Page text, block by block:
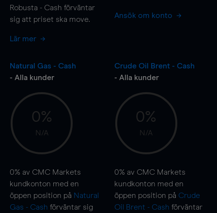
Robusta - Cash förväntar
sig att priset ska move.
Lär mer
Ansök om konto
Natural Gas - Cash
- Alla kunder
0%
N/A
0% av CMC Markets
kundkonton med en
öppen position på Natural
Gas - Cash förväntar sig
Crude Oil Brent - Cash
- Alla kunder
0%
N/A
0% av CMC Markets
kundkonton med en
öppen position på Crude
Oil Brent - Cash förväntar